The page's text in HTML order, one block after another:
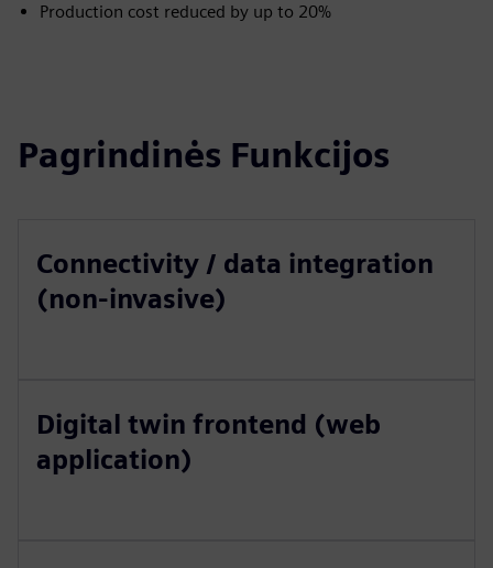
Production cost reduced by up to 20%
Pagrindinės Funkcijos
Connectivity / data integration
(non-invasive)
Digital twin frontend (web
application)